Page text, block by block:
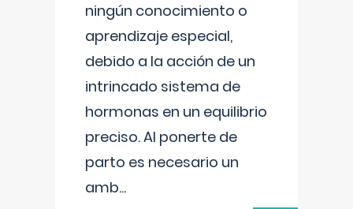
ningún conocimiento o
aprendizaje especial,
debido a la acción de un
intrincado sistema de
hormonas en un equilibrio
preciso. Al ponerte de
parto es necesario un
amb...